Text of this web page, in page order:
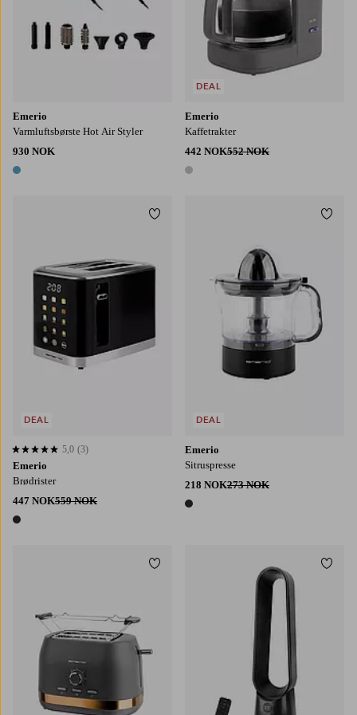
Emerio
Varmluftsbørste Hot Air Styler
930 NOK
1 farge
Emerio
Kaffetrakter
442 NOK552 NOK
1 farge
DEAL
Emerio
Brødrister
447 NOK559 NOK
1 farge
5,0 basert på 3 karaktergivninger
5,0 (3)
DEAL
Legg til favoritter
Emerio
Sitruspresse
218 NOK273 NOK
1 farge
DEAL
Legg til favoritter